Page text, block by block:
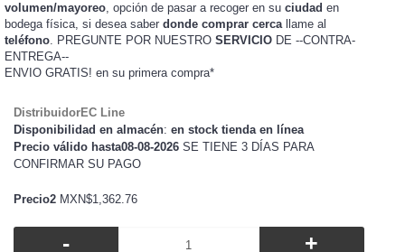
volumen/mayoreo, opción de pasar a recoger en su ciudad en
bodega física, si desea saber donde comprar cercallame al
teléfono. PREGUNTE POR NUESTRO SERVICIO DE --CONTRA-
ENTREGA--
ENVIO GRATIS! en su primera compra*
DistribuidorEC Line
Disponibilidad en almacén: en stock tienda en línea
Precio válido hasta08-08-2026 SE TIENE 3 DÍAS PARA
CONFIRMAR SU PAGO
Precio2 MXN$1,362.76
- +